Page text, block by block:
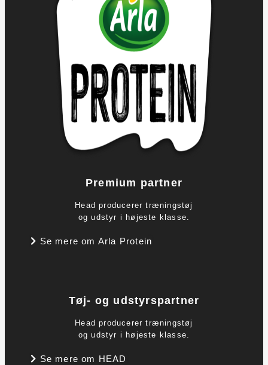
Premium partner
Head producerer træningstøj
og udstyr i højeste klasse.
Se mere om Arla Protein
Tøj- og udstyrspartner
Head producerer træningstøj
og udstyr i højeste klasse.
Se mere om HEAD